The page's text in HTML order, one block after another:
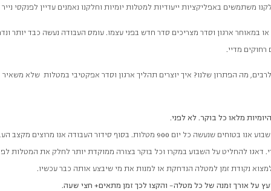
משתמשים באפליקציות ייעודיות למטלות יומיות וחלקנו נאמנים עדיין לפנקסי
במאוחר ארגון וסדר מצריכים סדר חדש בפני עצמו. עומס העבודה נעשה כבד יותר
רחוקים מדיי.
מה הפתרון שלנו? איך יוצרים תהליך ארגון וסדר אפקטיבי במטלות שלא
מלאו כל בוקר. לא לפני.
כשאנו מתכננים את השבוע אנו בטוחים שנעשה כל יום 900 מטלות. בסוף
דאגו להחליט על השבוע במקרו וכל בוקר בצורה ממוקדת יותר לחלק את המטלות
נקודת זמן למטלה הנדחקת או למנות את מי שיבצע אותה כבר עכשיו.
על אורך זמנה של כל מטלה- והקצו לכך זמן מתאים+ חצי שעה.